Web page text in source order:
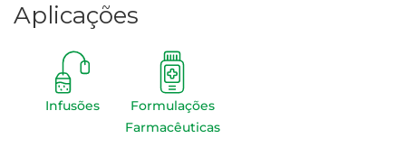
Aplicações
Infusões
Formulações
Farmacêuticas